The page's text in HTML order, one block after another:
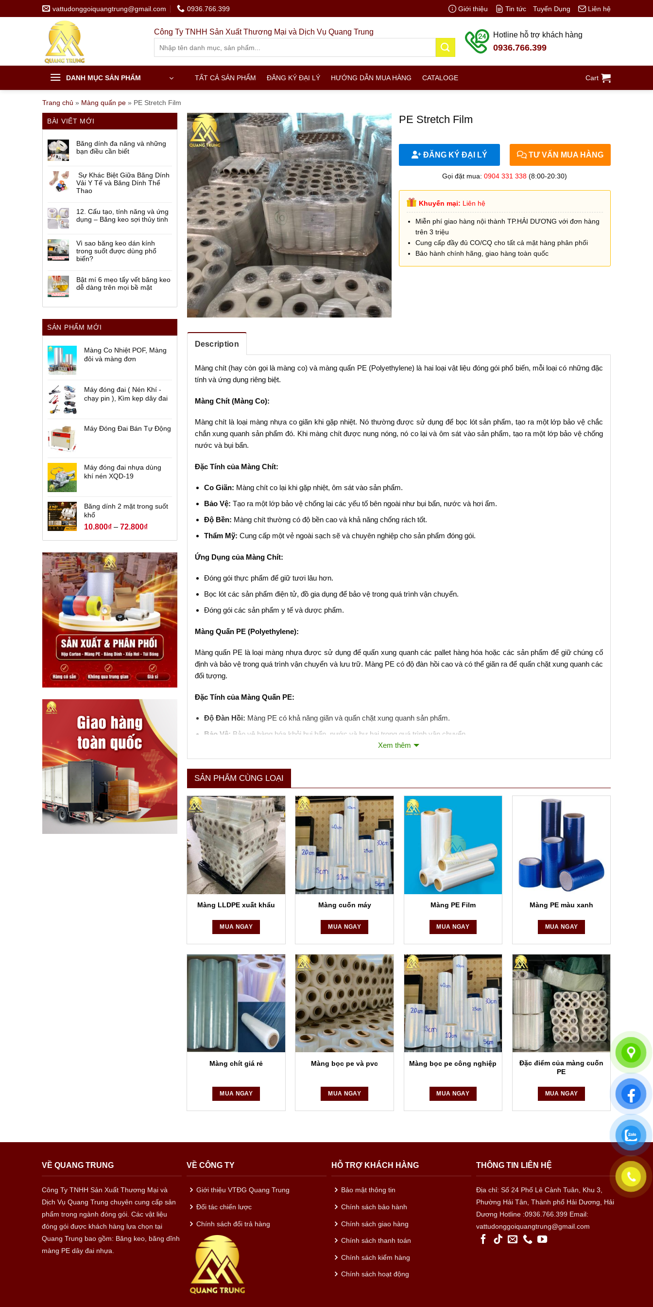
to
vattudonggoiquangtrung@gmail.com 0936.766.399 Giới thiệu Tin tức Tuyển Dụng Liên hệ
Công Ty TNHH Sản Xuất Thương Mại và Dịch Vụ Quang Trung Hotline hỗ trợ khách hàng
0936.766.399
DANH MỤC SẢN PHẨM TẤT CẢ SẢN PHẨM ĐĂNG KÝ ĐẠI LÝ HƯỚNG DẪN MUA HÀNG CATALOGE Cart
Trang chủ » Màng quấn pe » PE Stretch Film
BÀI VIẾT MỚI
Băng dính đa năng và những
bạn điều cần biết
Sự Khác Biệt Giữa Băng Dính
Vải Y Tế và Băng Dính Thể
Thao
12. Cấu tạo, tính năng và ứng
dụng – Băng keo sợi thủy tinh
Vì sao băng keo dán kính
trong suốt được dùng phổ
biến?
Bật mí 6 mẹo tẩy vết băng keo
dễ dàng trên mọi bề mặt
SẢN PHẨM MỚI
Màng Co Nhiệt POF, Màng
đôi và màng đơn
Máy đóng đai ( Nén Khí -
chạy pin ), Kìm kẹp dây đai
Máy Đóng Đai Bán Tự Động
Máy đóng đai nhựa dùng
khí nén XQD-19
Băng dính 2 mặt trong suốt
khổ
10.800₫ – 72.800₫
PE Stretch Film
ĐĂNG KÝ ĐẠI LÝ TƯ VẤN MUA HÀNG
Gọi đặt mua:0904 331 338 (8:00-20:30)
Khuyến mại: Liên hệ
Miễn phí giao hàng nội thành TP.HẢI DƯƠNG với đơn hàng
trên 3 triệu
Cung cấp đầy đủ CO/CQ cho tất cả mặt hàng phân phối
Bảo hành chính hãng, giao hàng toàn quốc
Description
Màng chít (hay còn gọi là màng co) và màng quấn PE (Polyethylene) là hai loại vật liệu đóng gói phổ biến, mỗi loại có những đặc
tính và ứng dụng riêng biệt.
Màng Chít (Màng Co):
Màng chít là loại màng nhựa co giãn khi gặp nhiệt. Nó thường được sử dụng để bọc lót sản phẩm, tạo ra một lớp bảo vệ chắc
chắn xung quanh sản phẩm đó. Khi màng chít được nung nóng, nó co lại và ôm sát vào sản phẩm, tạo ra một lớp bảo vệ chống
nước và bụi bẩn.
Đặc Tính của Màng Chít:
Co Giãn: Màng chít co lại khi gặp nhiệt, ôm sát vào sản phẩm.
Bảo Vệ: Tạo ra một lớp bảo vệ chống lại các yếu tố bên ngoài như bụi bẩn, nước và hơi ẩm.
Độ Bền: Màng chít thường có độ bền cao và khả năng chống rách tốt.
Thẩm Mỹ: Cung cấp một vẻ ngoài sạch sẽ và chuyên nghiệp cho sản phẩm đóng gói.
Ứng Dụng của Màng Chít:
Đóng gói thực phẩm để giữ tươi lâu hơn.
Bọc lót các sản phẩm điện tử, đồ gia dụng để bảo vệ trong quá trình vận chuyển.
Đóng gói các sản phẩm y tế và dược phẩm.
Màng Quấn PE (Polyethylene):
Màng quấn PE là loại màng nhựa được sử dụng để quấn xung quanh các pallet hàng hóa hoặc các sản phẩm để giữ chúng cố
định và bảo vệ trong quá trình vận chuyển và lưu trữ. Màng PE có độ đàn hồi cao và có thể giãn ra để quấn chặt xung quanh các
đối tượng.
Đặc Tính của Màng Quấn PE:
Độ Đàn Hồi: Màng PE có khả năng giãn và quấn chặt xung quanh sản phẩm.
Bảo Vệ: Bảo vệ hàng hóa khỏi bụi bẩn, nước và hư hại trong quá trình vận chuyển.
Màng PE thường có thể tái chế, phù hợp với các tiêu chuẩn môi trường.
Ứng Dụng của Màng Quấn PE:
Quấn pallet hàng hóa trong kho bãi và vận chuyển.
Bảo vệ đồ nội thất và các vật dụng lớn khác khi chuyển nhà hoặc chuyển văn phòng.
Sử dụng trong nông nghiệp để bảo vệ cây trồng.
Cả hai loại màng này đều đóng vai trò quan trọng trong ngành công nghiệp đóng gói và vận chuyển, giúp bảo vệ sản phẩm khỏi
các yếu tố có hại và đảm bảo hàng hóa đến tay người tiêu dùng trong tình trạng tốt nhất.
Xem thêm
SẢN PHẨM CÙNG LOẠI
Màng LLDPE xuất khẩu
MUA NGAY
Màng cuốn máy
MUA NGAY
Màng PE Film
MUA NGAY
Màng PE màu xanh
MUA NGAY
Màng chít giá rẻ
MUA NGAY
Màng bọc pe và pvc
MUA NGAY
Màng bọc pe công nghiệp
MUA NGAY
Đặc điểm của màng cuốn
PE
MUA NGAY
VỀ QUANG TRUNG
Công Ty TNHH Sản Xuất Thương Mại và
Dịch Vụ Quang Trung chuyên cung cấp sản
phẩm trong ngành đóng gói. Các vật liệu
đóng gói được khách hàng lựa chọn tại
Quang Trung bao gồm: Băng keo, băng dĩnh
màng PE dây đai nhựa.
VỀ CÔNG TY
Giới thiệu VTĐG Quang Trung
Đối tác chiến lược
Chính sách đổi trả hàng
HỖ TRỢ KHÁCH HÀNG
Bảo mật thông tin
Chính sách bảo hành
Chính sách giao hàng
Chính sách thanh toán
Chính sách kiểm hàng
Chính sách hoạt động
THÔNG TIN LIÊN HỆ
Địa chỉ: Số 24 Phố Lê Cảnh Tuân, Khu 3,
Phường Hải Tân, Thành phố Hải Dương, Hải
Dương Hotline :0936.766.399 Email:
vattudonggoiquangtrung@gmail.com